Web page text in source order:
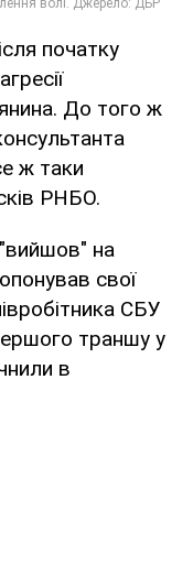
початку
До того ж
ж таки
РНБО.
на
свої
СБУ
траншу у
в